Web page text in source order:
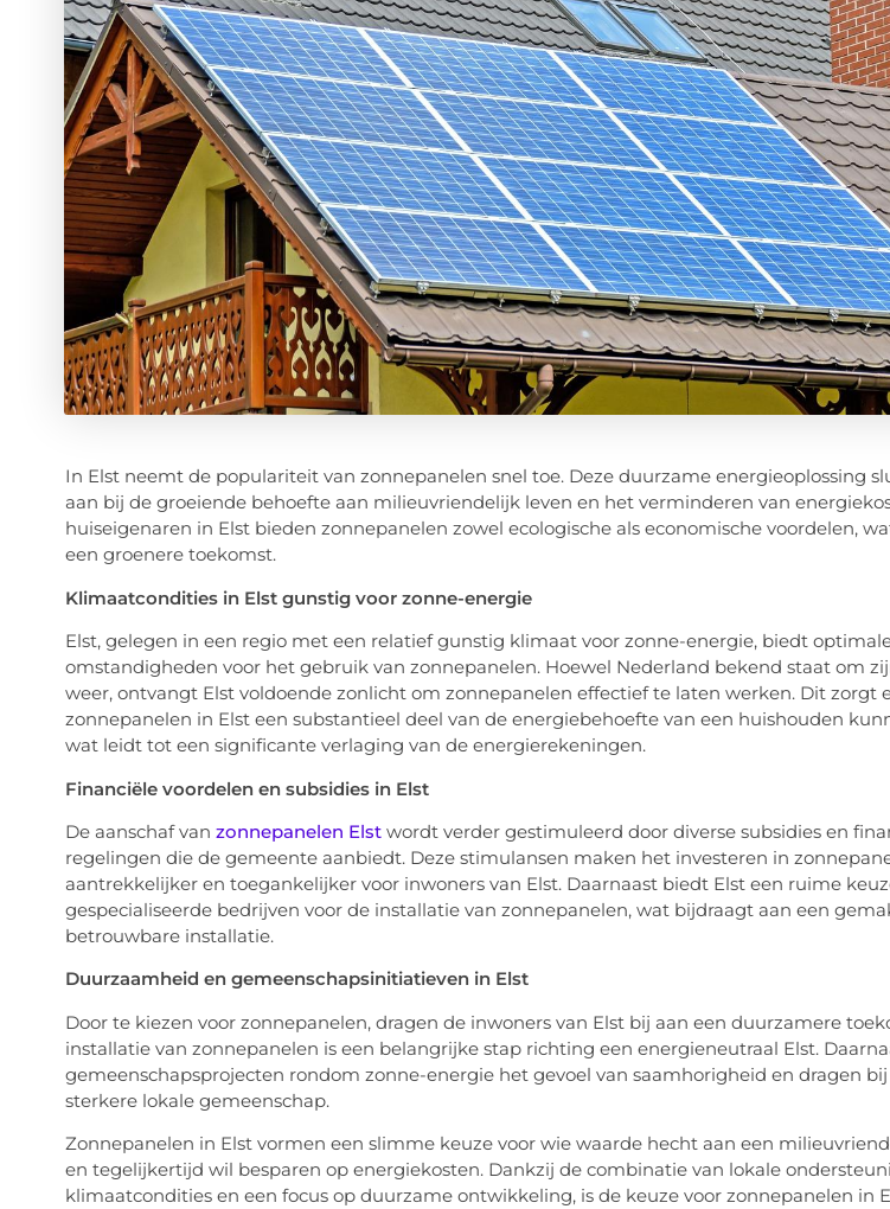
In Elst neemt de populariteit van zonnepanelen snel toe. Deze duurzame energieoplossing
aan bij de groeiende behoefte aan milieuvriendelijk leven en het verminderen van
huiseigenaren in Elst bieden zonnepanelen zowel ecologische als economische voordelen,
een groenere toekomst.
Klimaatcondities in Elst gunstig voor zonne-energie
Elst, gelegen in een regio met een relatief gunstig klimaat voor zonne-energie, biedt
omstandigheden voor het gebruik van zonnepanelen. Hoewel Nederland bekend staat om
weer, ontvangt Elst voldoende zonlicht om zonnepanelen effectief te laten werken. Dit zorgt
zonnepanelen in Elst een substantieel deel van de energiebehoefte van een huishouden
wat leidt tot een significante verlaging van de energierekeningen.
Financiële voordelen en subsidies in Elst
De aanschaf van zonnepanelen Elstwordt verder gestimuleerd door diverse subsidies en
regelingen die de gemeente aanbiedt. Deze stimulansen maken het investeren in
aantrekkelijker en toegankelijker voor inwoners van Elst. Daarnaast biedt Elst een ruime
gespecialiseerde bedrijven voor de installatie van zonnepanelen, wat bijdraagt aan een
betrouwbare installatie.
Duurzaamheid en gemeenschapsinitiatieven in Elst
Door te kiezen voor zonnepanelen, dragen de inwoners van Elst bij aan een duurzamere
installatie van zonnepanelen is een belangrijke stap richting een energieneutraal Elst.
gemeenschapsprojecten rondom zonne-energie het gevoel van saamhorigheid en dragen bij
sterkere lokale gemeenschap.
Zonnepanelen in Elst vormen een slimme keuze voor wie waarde hecht aan een
en tegelijkertijd wil besparen op energiekosten. Dankzij de combinatie van lokale
klimaatcondities en een focus op duurzame ontwikkeling, is de keuze voor zonnepanelen in